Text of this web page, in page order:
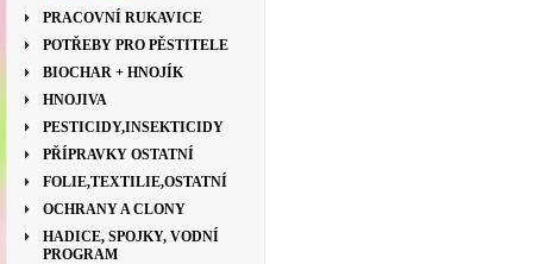
PRACOVNÍ RUKAVICE
POTŘEBY PRO PĚSTITELE
BIOCHAR + HNOJÍK
HNOJIVA
PESTICIDY,INSEKTICIDY
PŘÍPRAVKY OSTATNÍ
FOLIE,TEXTILIE,OSTATNÍ
OCHRANY A CLONY
HADICE, SPOJKY, VODNÍ
PROGRAM